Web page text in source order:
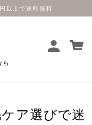
以上で送料無料
ら
ア選びで迷